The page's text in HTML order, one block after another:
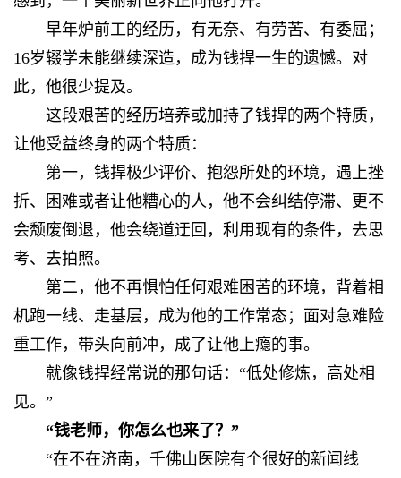
早年炉前工的经历，有无奈、有劳苦、有委屈；
16岁辍学未能继续深造，成为钱捍一生的遗憾。对
此，他很少提及。
这段艰苦的经历培养或加持了钱捍的两个特质，
让他受益终身的两个特质：
第一，钱捍极少评价、抱怨所处的环境，遇上挫
折、困难或者让他糟心的人，他不会纠结停滞、更不
会颓废倒退，他会绕道迂回，利用现有的条件，去思
考、去拍照。
第二，他不再惧怕任何艰难困苦的环境，背着相
机跑一线、走基层，成为他的工作常态；面对急难险
重工作，带头向前冲，成了让他上瘾的事。
就像钱捍经常说的那句话：“低处修炼，高处相
见。”
“钱老师，你怎么也来了？”
“在不在济南，千佛山医院有个很好的新闻线